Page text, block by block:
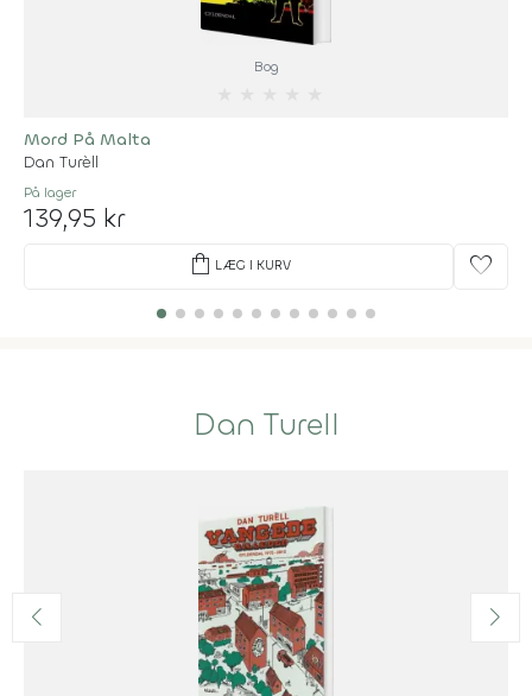
Bog
Mord På Malta
Dan Turèll
På lager
139,95 kr
shopping_bag LÆG I KURV favorite
Dan Turell